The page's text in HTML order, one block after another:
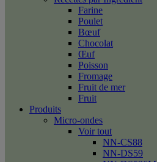
Farine
Poulet
Bœuf
Chocolat
Œuf
Poisson
Fromage
Fruit de mer
Fruit
Produits
Micro-ondes
Voir tout
NN-CS88
NN-DS59